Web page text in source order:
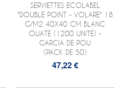
SERVIETTES ECOLABEL
"DOUBLE POINT - VOLARE" 18
G/M2 40X40 CM BLANC
OUATE (1200 UNITÉ) -
GARCIA DE POU
(PACK DE 50)
47,22 €